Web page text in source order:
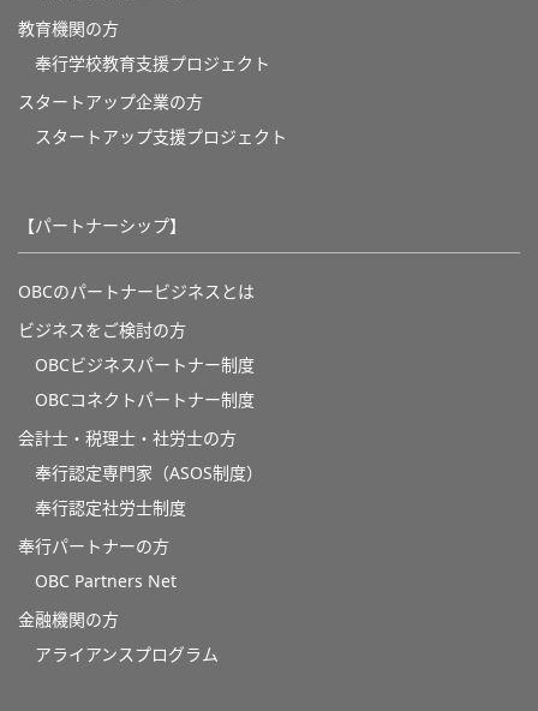
教育機関の方
奉⾏学校教育⽀援プロジェクト
スタートアップ企業の方
スタートアップ支援プロジェクト
【パートナーシップ】
OBCのパートナービジネスとは
ビジネスをご検討の方
OBCビジネスパートナー制度
OBCコネクトパートナー制度
会計士・税理士・社労士の方
奉行認定専門家（ASOS制度）
奉行認定社労士制度
奉行パートナーの方
OBC Partners Net
金融機関の方
アライアンスプログラム